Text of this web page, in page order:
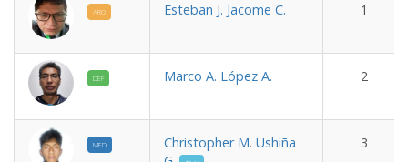
ARQ Esteban J. Jacome C. 1
DEF Marco A. López A. 2
MED
Christopher M. Ushiña
3